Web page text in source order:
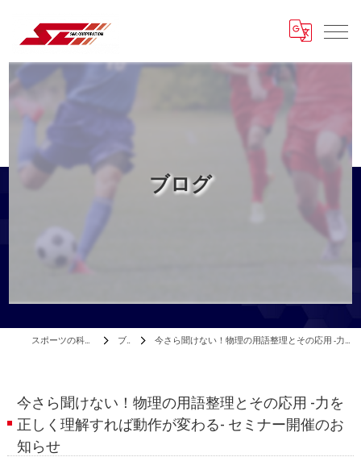
ブログ
スポーツの科学はエスアンドシー ブログ 今さら聞けない！物理の用語整理とその応用 -力を正しく理解すれば動作が変わる- セミナー開催のお知らせ
今さら聞けない！物理の用語整理とその応用 -力を
正しく理解すれば動作が変わる- セミナー開催のお
知らせ